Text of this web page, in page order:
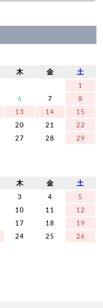
木 金 土
1
6 7
8
13 14
15
20 21
22
27 28
29
木 金 土
3 4
5
10 11
12
17 18
19
24 25
26